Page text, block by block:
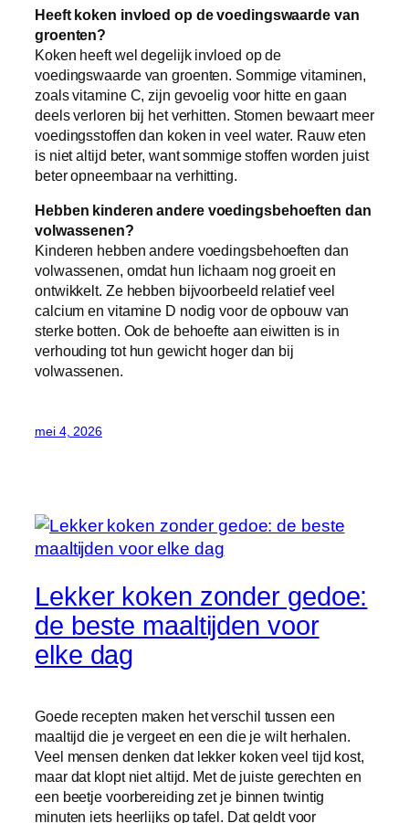
Heeft koken invloed op de voedingswaarde van
groenten?
Koken heeft wel degelijk invloed op de
voedingswaarde van groenten. Sommige vitaminen,
zoals vitamine C, zijn gevoelig voor hitte en gaan
deels verloren bij het verhitten. Stomen bewaart meer
voedingsstoffen dan koken in veel water. Rauw eten
is niet altijd beter, want sommige stoffen worden juist
beter opneembaar na verhitting.
Hebben kinderen andere voedingsbehoeften dan
volwassenen?
Kinderen hebben andere voedingsbehoeften dan
volwassenen, omdat hun lichaam nog groeit en
ontwikkelt. Ze hebben bijvoorbeeld relatief veel
calcium en vitamine D nodig voor de opbouw van
sterke botten. Ook de behoefte aan eiwitten is in
verhouding tot hun gewicht hoger dan bij
volwassenen.
mei 4, 2026
Lekker koken zonder gedoe:
de beste maaltijden voor
elke dag
Goede recepten maken het verschil tussen een
maaltijd die je vergeet en een die je wilt herhalen.
Veel mensen denken dat lekker koken veel tijd kost,
maar dat klopt niet altijd. Met de juiste gerechten en
een beetje voorbereiding zet je binnen twintig
minuten iets heerlijks op tafel. Dat geldt voor